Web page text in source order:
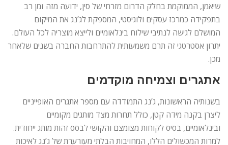
שיאמן, הממוקמת בחלק הדרום מזרחי של סין, ידועה מזה זמן רב
בתפקידה כמרכז עסקים ולוגיסטי, המספקת לג’נג את המיקום
המושלם לגישה לנתיבי שילוח בינלאומיים ולייצא מוצריה לכל העולם.
יתרון אסטרטגי זה תרם משמעותית להתרחבות החברה בשנים שלאחר
מכן.
אתגרים וצמיחה מוקדמים
בשנותיה הראשונות, ג’נג התמודדה עם מספר אתגרים האופייניים
ליצרן בקנה מידה קטן, כולל תחרות מצד מותגים מקומיים
ובינלאומיים, בסיס לקוחות מצומצם והקושי לבסס זהות מותג ייחודית.
למרות המכשולים הללו, המחויבות הבלתי מעורערת של ג’נג לאיכות